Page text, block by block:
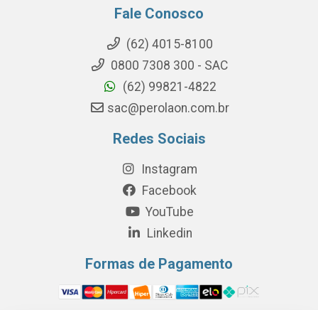
Fale Conosco
(62) 4015-8100
0800 7308 300 - SAC
(62) 99821-4822
sac@perolaon.com.br
Redes Sociais
Instagram
Facebook
YouTube
Linkedin
Formas de Pagamento